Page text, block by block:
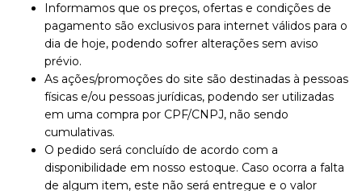
Informamos que os preços, ofertas e condições de
pagamento são exclusivos para internet válidos para o
dia de hoje, podendo sofrer alterações sem aviso
prévio.
As ações/promoções do site são destinadas à pessoas
físicas e/ou pessoas jurídicas, podendo ser utilizadas
em uma compra por CPF/CNPJ, não sendo
cumulativas.
O pedido será concluído de acordo com a
disponibilidade em nosso estoque. Caso ocorra a falta
de algum item, este não será entregue e o valor